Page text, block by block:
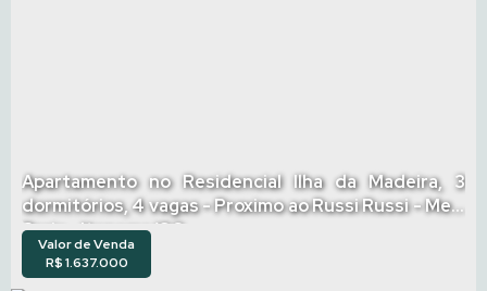
Apartamento no Residencial Ilha da Madeira, 3
dormitórios, 4 vagas - Proximo ao Russi Russi - Meia
Praia - Itapema/SC
R$1.637.000
Valor de Venda